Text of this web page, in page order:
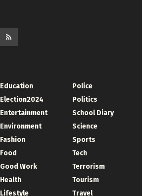
Education
Election2024
Entertainment
Environment
Fashion
Food
Good Work
Health
Lifestyle
Police
Politics
School Diary
Science
Sports
Tech
Terrorism
Tourism
Travel